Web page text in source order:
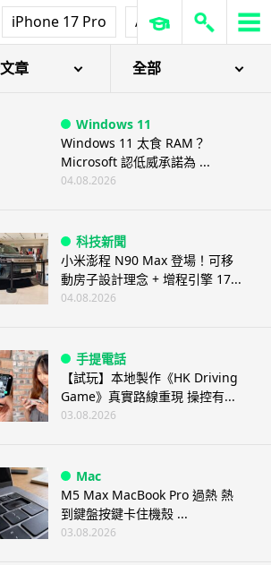
iPhone 17 Pro AirPods Pro 3
章 全部
Windows 11
Windows 11 太食 RAM？
Microsoft 認低威承諾為 ...
04.08.2026
科技新聞
小米澎程 N90 Max 登場！可移
動房子設計理念 + 增程引擎 17...
04.08.2026
手提電話
【試玩】本地製作《HK Driving
Game》真實路線重現 操控有...
03.08.2026
Mac
M5 Max MacBook Pro 過熱 熱
到鍵盤按鍵卡住機殼 ...
03.08.2026